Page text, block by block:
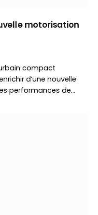
motorisation
compact
d’une nouvelle
performances de…